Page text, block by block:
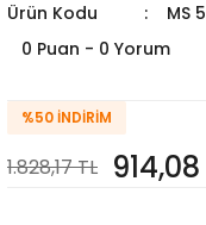
Ürün Kodu
MS
0 Puan - 0 Yorum
%50İNDIRIM
1.828,17 TL 914,08